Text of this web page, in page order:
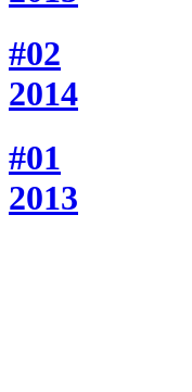
#02
2014
#01
2013